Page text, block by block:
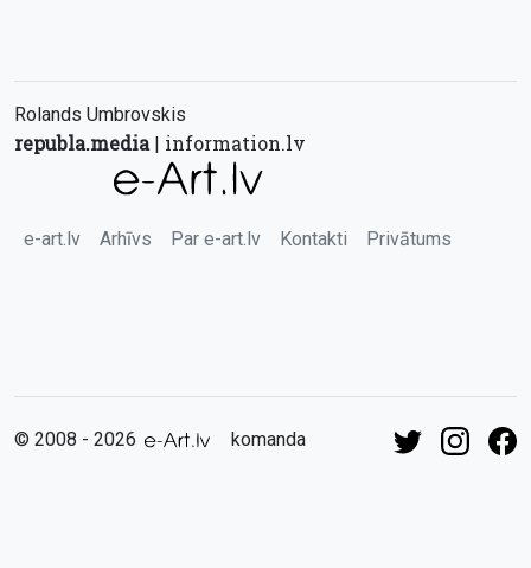
Rolands Umbrovskis
republa.media| information.lv
e-art.lv Arhīvs Par e-art.lv Kontakti Privātums
© 2008 - 2026 komanda